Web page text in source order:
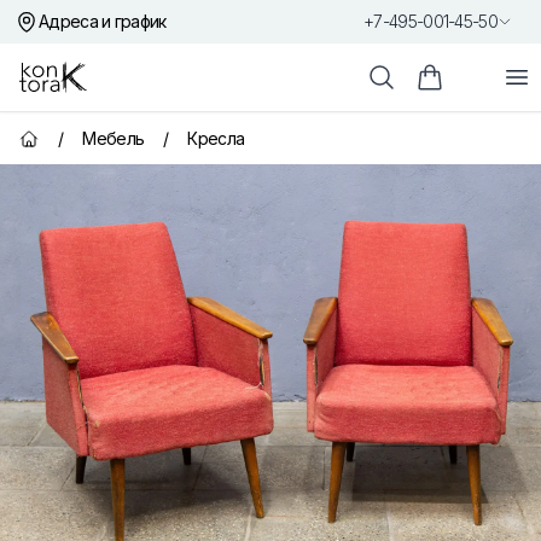
Адреса и график +7-495-001-45-50
Контора К
ПоискКорзина
Главная страница
/ Мебель / Кресла